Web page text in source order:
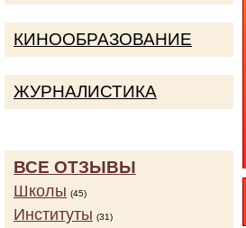
КИНООБРАЗОВАНИЕ
ЖУРНАЛИСТИКА
ВСЕ ОТЗЫВЫ
Школы (45)
Институты (31)